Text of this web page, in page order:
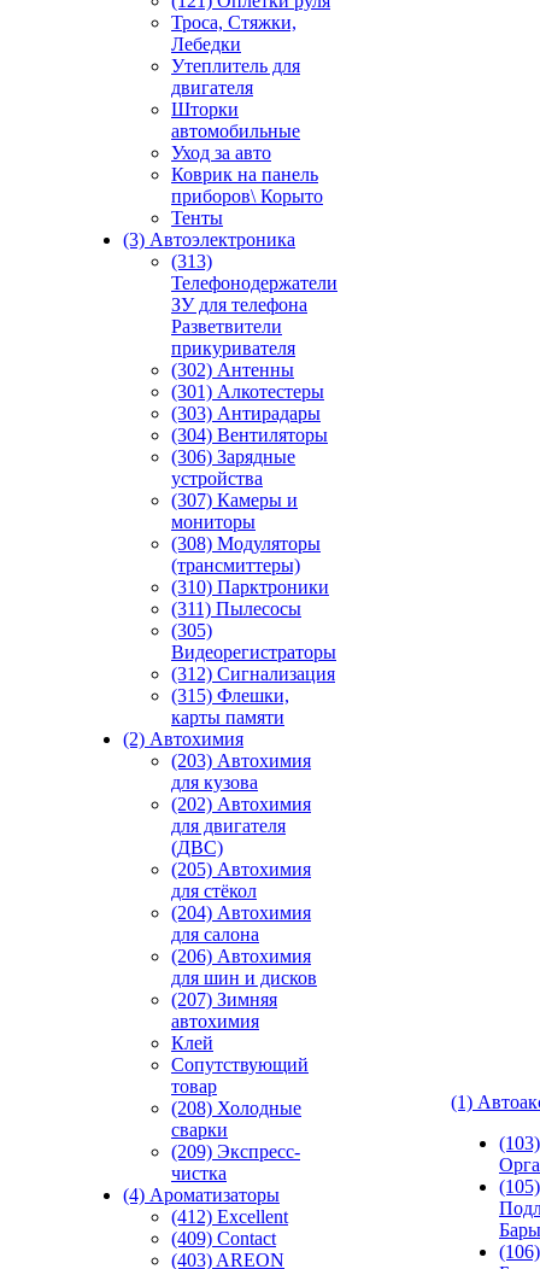
Троса, Стяжки,
Лебедки
Утеплитель для
двигателя
Шторки
автомобильные
Уход за авто
Коврик на панель
приборов\ Корыто
Тенты
(3) Автоэлектроника
(313)
Телефонодержатели
ЗУ для телефона
Разветвители
прикуривателя
(302) Антенны
(301) Алкотестеры
(303) Антирадары
(304) Вентиляторы
(306) Зарядные
устройства
(307) Камеры и
мониторы
(308) Модуляторы
(трансмиттеры)
(310) Парктроники
(311) Пылесосы
(305)
Видеорегистраторы
(312) Сигнализация
(315) Флешки,
карты памяти
(2) Автохимия
(203) Автохимия
для кузова
(202) Автохимия
для двигателя
(ДВС)
(205) Автохимия
для стёкол
(204) Автохимия
для салона
(206) Автохимия
для шин и дисков
(207) Зимняя
автохимия
Клей
Сопутствующий
товар
(208) Холодные
сварки
(209) Экспреcс-
чистка
(4) Ароматизаторы
(412) Excellent
(409) Contact
(403) AREON
(1)
(105)
Бары
(106)